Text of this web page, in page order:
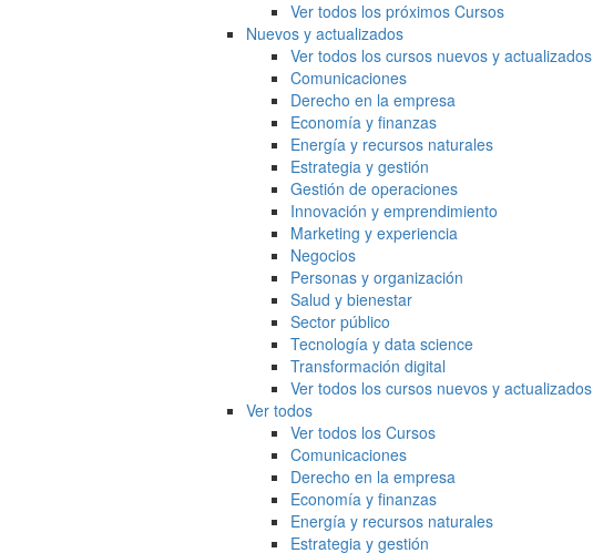
Ver todos los próximos Cursos
Nuevos y actualizados
Ver todos los cursos nuevos y actualizados
Comunicaciones
Derecho en la empresa
Economía y finanzas
Energía y recursos naturales
Estrategia y gestión
Gestión de operaciones
Innovación y emprendimiento
Marketing y experiencia
Negocios
Personas y organización
Salud y bienestar
Sector público
Tecnología y data science
Transformación digital
Ver todos los cursos nuevos y actualizados
Ver todos
Ver todos los Cursos
Comunicaciones
Derecho en la empresa
Economía y finanzas
Energía y recursos naturales
Estrategia y gestión